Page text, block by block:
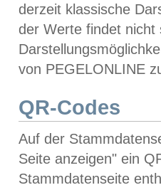
derzeit klassische
der Werte findet
von PEGELONLINE
QR-Codes
Auf der
Seite anzeigen" ein
Stammdatenseite